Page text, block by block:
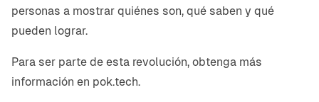
personas a mostrar quiénes son, qué saben y qué
pueden lograr.
Para ser parte de esta revolución, obtenga más
información en pok.tech.